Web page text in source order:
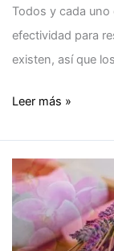
Todos y cada
efectividad para
existen, así que
Leer más »
Activa
las
energías
con